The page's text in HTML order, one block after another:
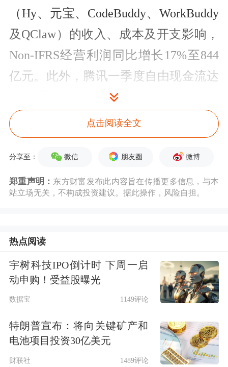
（Hy、元宝、CodeBuddy、WorkBuddy
及QClaw）的收入、成本及开支影响，
Non-IFRS经营利润同比增长17%至844
亿元。此外，腾讯一季度自由现金流达
据财报披露，继去年实现规模盈利后，
9%至599亿元，企业服务收入同比增长
由于微信小店交易额上升而带动商家技
术服务费收入增长。为支持模型迭代和
225.4亿元，同比增长19%；资本开支
319.4亿元，同比增长16%。
点击阅读全文
分享至： 微信 朋友圈 微博
郑重声明： 东方财富发布此内容旨在传播更多信息，与本
站立场无关，不构成投资建议。据此操作，风险自担。
热点阅读
宇树科技IPO倒计时 下周一启
动申购！受益股曝光
数据宝 1149评论
特朗普宣布：将向关键矿产和
电池项目投资30亿美元
财联社 1489评论